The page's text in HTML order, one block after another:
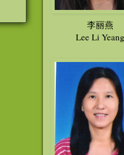
李丽燕
Lee Li Yeang